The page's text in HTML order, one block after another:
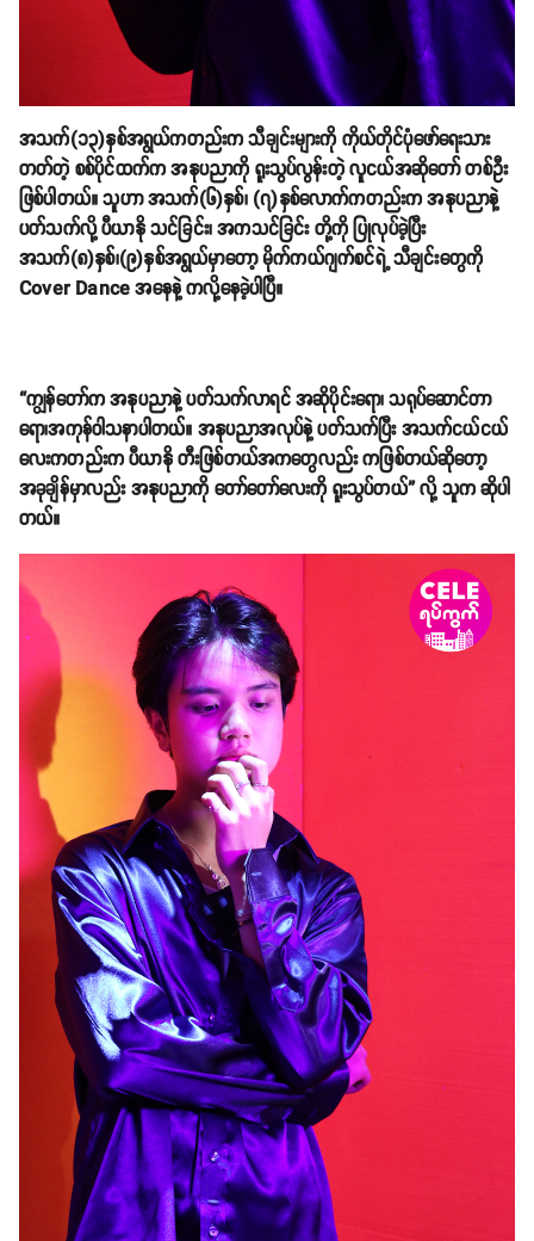
အသက်(၁၃)နှစ်အရွယ်ကတည်းက သီချင်းများကို ကိုယ်တိုင်ပုံဖော်ရေးသား
တတ်တဲ့ စစ်ပိုင်ထက်က အနုပညာကို ရူးသွပ်လွန်းတဲ့ လူငယ်အဆိုတော် တစ်ဦး
ဖြစ်ပါတယ်။ သူဟာ အသက်(၆)နှစ်၊ (၇)နှစ်လောက်ကတည်းက အနုပညာနဲ့
ပတ်သက်လို့ ပီယာနို သင်ခြင်း၊ အကသင်ခြင်း တို့ကို ပြုလုပ်ခဲ့ပြီး
အသက်(၈)နှစ်၊(၉)နှစ်အရွယ်မှာတော့ မိုက်ကယ်ဂျက်စင်ရဲ့ သီချင်းတွေကို
Cover Dance အနေနဲ့ ကလို့နေခဲ့ပါပြီ။
“ကျွန်တော်က အနုပညာနဲ့ ပတ်သက်လာရင် အဆိုပိုင်းရော၊ သရုပ်ဆောင်တာ
ရော၊အကုန်ဝါသနာပါတယ်။ အနုပညာအလုပ်နဲ့ ပတ်သက်ပြီး အသက်ငယ်ငယ်
လေးကတည်းက ပီယာနို တီးဖြစ်တယ်အကတွေလည်း ကဖြစ်တယ်ဆိုတော့
အခုချိန်မှာလည်း အနုပညာကို တော်တော်လေးကို ရူးသွပ်တယ်” လို့ သူက ဆိုပါ
တယ်။